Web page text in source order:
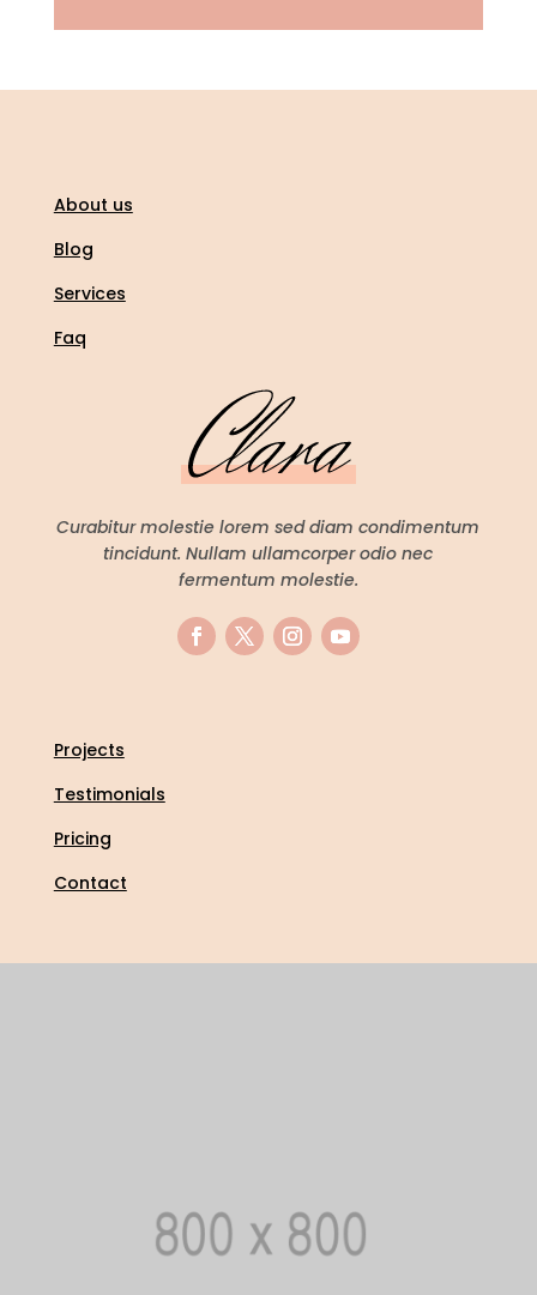
About us
Blog
Services
Faq
Curabitur molestie lorem sed diam condimentum
tincidunt. Nullam ullamcorper odio nec
fermentum molestie.
Projects
Testimonials
Pricing
Contact